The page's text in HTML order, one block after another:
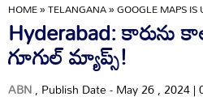
HOME»TELANGANA»GOOGLE MAPS IS
Hyderabad: కారును
గూగుల్‌ మ్యాప్స్‌!
ABN, Publish Date - May 26 , 2024 |